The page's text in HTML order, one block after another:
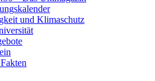
und Klimaschutz